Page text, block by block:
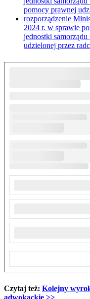
pomocy prawnej
rozporządzenie
2024 r. w sprawie
jednostki
udzielonej przez
Czytaj też: Kolejny
adwokackie >>